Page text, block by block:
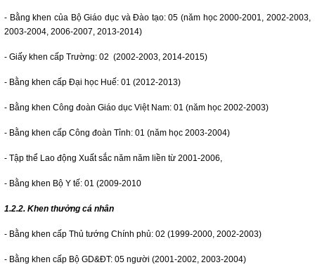
- Bằng khen của Bộ Giáo dục và Đào tạo: 05 (năm học 2000-2001, 2002-2003,
2003-2004, 2006-2007, 2013-2014)
- Giấy khen cấp Trường: 02 (2002-2003, 2014-2015)
- Bằng khen cấp Đại học Huế: 01 (2012-2013)
- Bằng khen Công đoàn Giáo dục Việt Nam: 01 (năm học 2002-2003)
- Bằng khen cấp Công đoàn Tỉnh: 01 (năm học 2003-2004)
- Tập thể Lao động Xuất sắc năm năm liền từ 2001-2006,
- Bằng khen Bộ Y tế: 01 (2009-2010
1.2.2. Khen thưởng cá nhân
- Bằng khen cấp Thủ tướng Chính phủ: 02 (1999-2000, 2002-2003)
- Bằng khen cấp Bộ GD&ĐT: 05 người (2001-2002, 2003-2004)